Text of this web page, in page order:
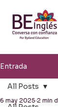
Entrada
All Posts
6 may 2025 2 min